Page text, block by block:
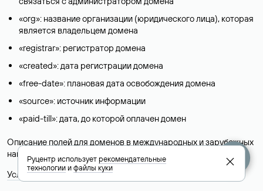
«org»: название организации (юридического лица), которая
является владельцем домена
«registrar»: регистратор домена
«created»: дата регистрации домена
«free-date»: плановая дата освобождения домена
«source»: источник информации
«paid-till»: дата, до которой оплачен домен
Описание полей для доменов в международных и зарубежных
национальных доменах представлены в разделе «
».
Условия использования Whois-сервиса
Руцентр используетрекомендательные
технологииифайлы куки